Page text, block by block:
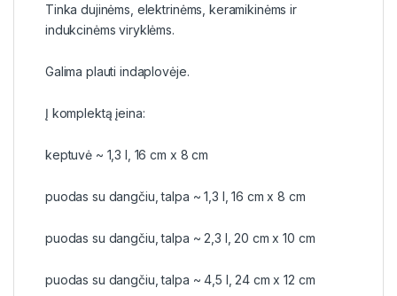
Tinka dujinėms, elektrinėms, keramikinėms ir
indukcinėms viryklėms.
Galima plauti indaplovėje.
Į komplektą įeina:
keptuvė ~ 1,3 l, 16 cm x 8 cm
puodas su dangčiu, talpa ~ 1,3 l, 16 cm x 8 cm
puodas su dangčiu, talpa ~ 2,3 l, 20 cm x 10 cm
puodas su dangčiu, talpa ~ 4,5 l, 24 cm x 12 cm